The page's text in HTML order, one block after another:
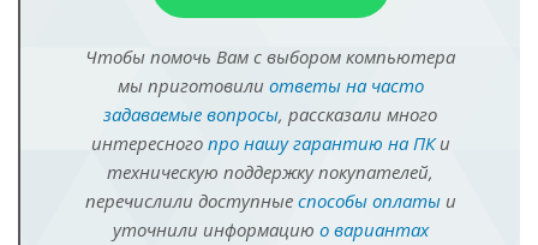
Чтобы помочь Вам с выбором компьютера
мы приготовили ответы на часто
задаваемые вопросы, рассказали много
интересного про нашу гарантию на ПКи
техническую поддержку покупателей,
перечислили доступные способы оплатыи
уточнили информацию о вариантах